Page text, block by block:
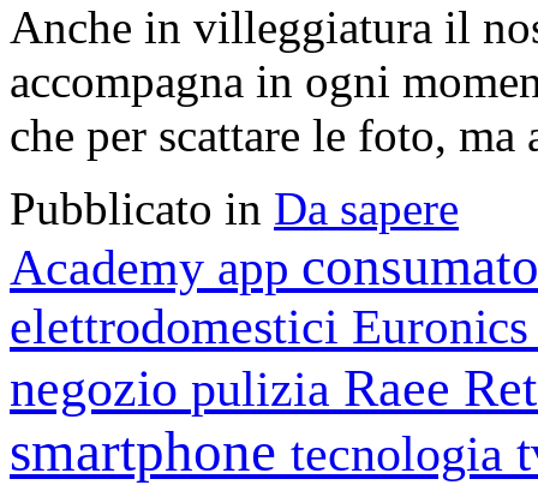
Anche in villeggiatura il
accompagna in ogni
che per scattare le foto, ma
Pubblicato in Da sapere
Academy app
elettrodomestici
negozio pulizia Raee
smartphone tecnologia